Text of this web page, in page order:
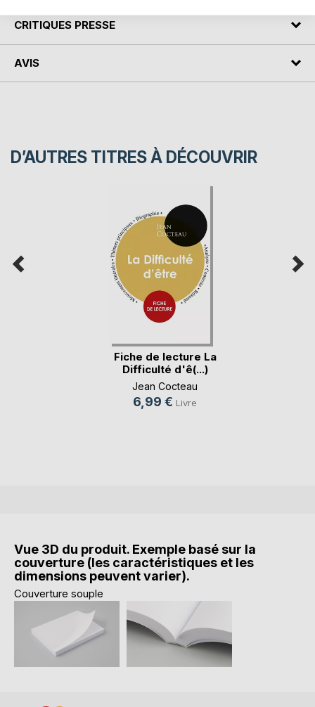
CRITIQUES PRESSE
AVIS
D’AUTRES TITRES À DÉCOUVRIR
Fiche de lecture La
Difficulté d'ê(...)
Jean Cocteau
6,99 € Livre
Vue 3D du produit. Exemple basé sur la
couverture (les caractéristiques et les
dimensions peuvent varier).
Couverture souple